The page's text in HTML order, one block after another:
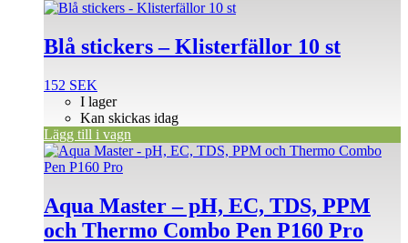
Blå stickers – Klisterfällor 10 st
152 SEK
I lager
Kan skickas idag
Lägg till i vagn
Aqua Master – pH, EC, TDS, PPM
och Thermo Combo Pen P160 Pro